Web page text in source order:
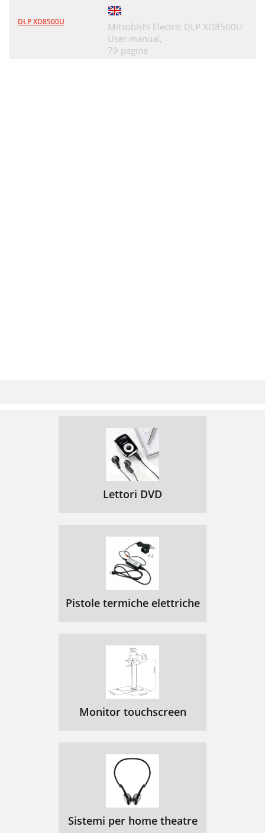
DLP XD8500U
Mitsubishi Electric DLP XD8500U
User manual,
79 pagine
Lettori DVD
Pistole termiche elettriche
Monitor touchscreen
Sistemi per home theatre